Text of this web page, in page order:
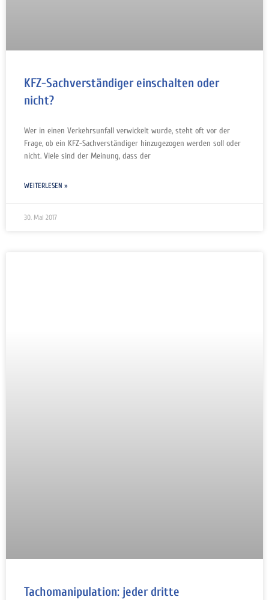
KFZ-Sachverständiger einschalten oder
nicht?
Wer in einen Verkehrsunfall verwickelt wurde, steht oft vor der
Frage, ob ein KFZ-Sachverständiger hinzugezogen werden soll oder
nicht. Viele sind der Meinung, dass der
WEITERLESEN »
30. Mai 2017
Tachomanipulation: jeder dritte